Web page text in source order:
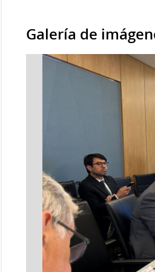
Galería de